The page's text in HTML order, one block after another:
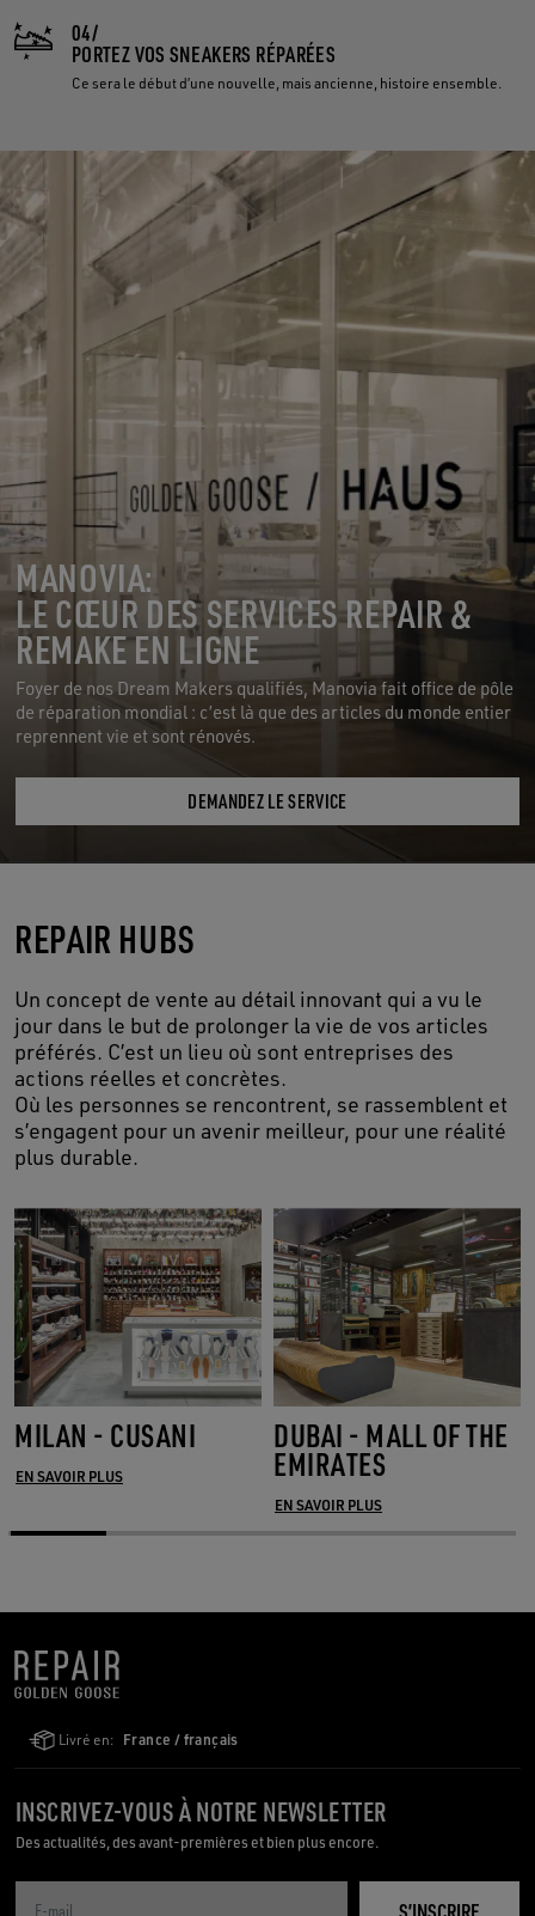
04/
PORTEZ VOS SNEAKERS RÉPARÉES
Ce sera le début d’une nouvelle, mais ancienne, histoire ensemble.
MANOVIA:
LE CŒUR DES SERVICES REPAIR &
REMAKE EN LIGNE
Foyer de nos Dream Makers qualifiés, Manovia fait office de pôle
de réparation mondial : c’est là que des articles du monde entier
reprennent vie et sont rénovés.
DEMANDEZ LE SERVICE
REPAIR HUBS
Un concept de vente au détail innovant qui a vu le
jour dans le but de prolonger la vie de vos articles
préférés. C’est un lieu où sont entreprises des
actions réelles et concrètes.
Où les personnes se rencontrent, se rassemblent et
s’engagent pour un avenir meilleur, pour une réalité
plus durable.
MILAN - CUSANI
EN SAVOIR PLUS
DUBAI - MALL OF THE
EMIRATES
EN SAVOIR PLUS
Livré en: France / français
INSCRIVEZ-VOUS À NOTRE NEWSLETTER
Des actualités, des avant-premières et bien plus encore.